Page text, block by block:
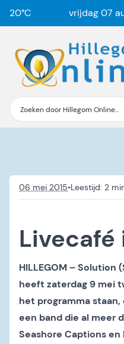
20°C vrijdag 07
06 mei 2015•
Livecafé
HILLEGOM – Solution
heeft zaterdag 9 mei
het programma
een band die al meer
Seashore Captions